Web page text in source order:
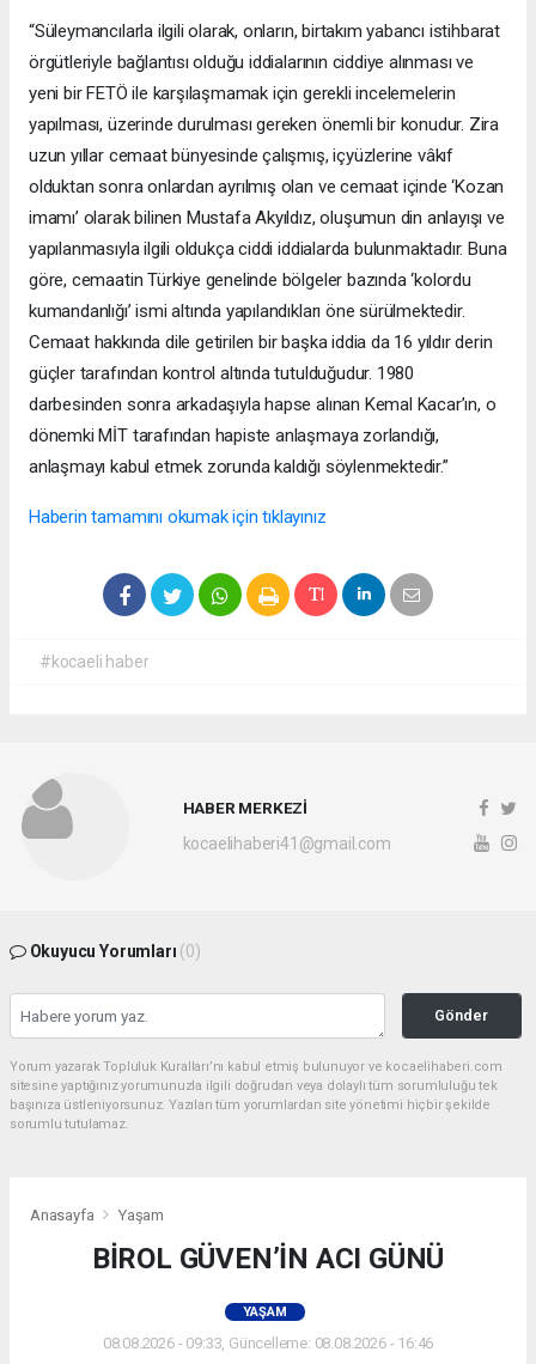
“Süleymancılarla ilgili olarak, onların, birtakım yabancı istihbarat
örgütleriyle bağlantısı olduğu iddialarının ciddiye alınması ve
yeni bir FETÖ ile karşılaşmamak için gerekli incelemelerin
yapılması, üzerinde durulması gereken önemli bir konudur. Zira
uzun yıllar cemaat bünyesinde çalışmış, içyüzlerine vâkıf
olduktan sonra onlardan ayrılmış olan ve cemaat içinde ‘Kozan
imamı’ olarak bilinen Mustafa Akyıldız, oluşumun din anlayışı ve
yapılanmasıyla ilgili oldukça ciddi iddialarda bulunmaktadır. Buna
göre, cemaatin Türkiye genelinde bölgeler bazında ‘kolordu
kumandanlığı’ ismi altında yapılandıkları öne sürülmektedir.
Cemaat hakkında dile getirilen bir başka iddia da 16 yıldır derin
güçler tarafından kontrol altında tutulduğudur. 1980
darbesinden sonra arkadaşıyla hapse alınan Kemal Kacar’ın, o
dönemki MİT tarafından hapiste anlaşmaya zorlandığı,
anlaşmayı kabul etmek zorunda kaldığı söylenmektedir.”
Haberin tamamını okumak için tıklayınız
#kocaeli haber
HABER MERKEZİ
kocaelihaberi41@gmail.com
Okuyucu Yorumları (0)
Gönder
Yorum yazarak Topluluk Kuralları’nı kabul etmiş bulunuyor ve kocaelihaberi.com
sitesine yaptığınız yorumunuzla ilgili doğrudan veya dolaylı tüm sorumluluğu tek
başınıza üstleniyorsunuz. Yazılan tüm yorumlardan site yönetimi hiçbir şekilde
sorumlu tutulamaz.
Anasayfa Yaşam
BİROL GÜVEN’İN ACI GÜNÜ
YAŞAM
08.08.2026 - 09:33, Güncelleme: 08.08.2026 - 16:46